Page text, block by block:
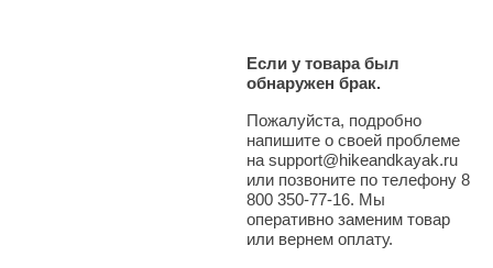
Если у товара был
обнаружен брак.
Пожалуйста, подробно
напишите о своей проблеме
на support@hikeandkayak.ru
или позвоните по телефону 8
800 350-77-16. Мы
оперативно заменим товар
или вернем оплату.